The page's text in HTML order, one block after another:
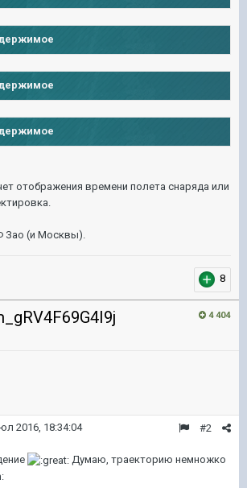
отображения времени полета снаряда или
Зао (и Москвы).
8
4 404
#2
2016, 18:34:04
Думаю, траекторию немножко